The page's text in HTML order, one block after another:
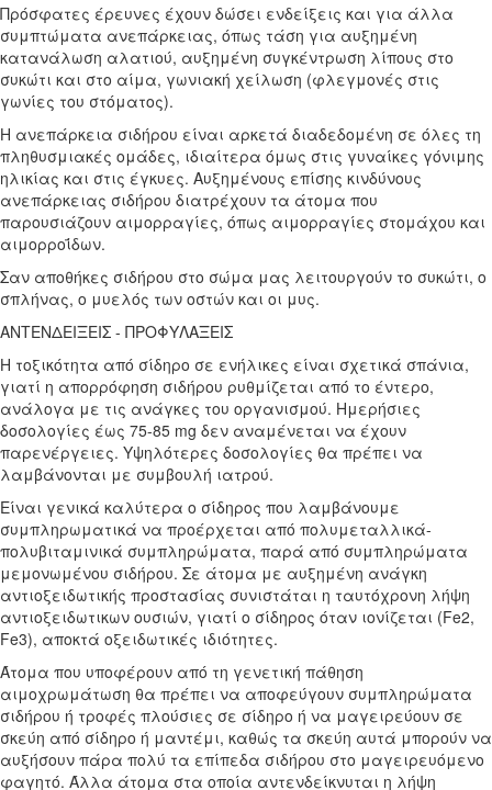
Πρόσφατες έρευνες έχουν δώσει ενδείξεις και για άλλα
συμπτώματα ανεπάρκειας, όπως τάση για αυξημένη
κατανάλωση αλατιού, αυξημένη συγκέντρωση λίπους στο
συκώτι και στο αίμα, γωνιακή χείλωση (φλεγμονές στις
γωνίες του στόματος).
Η ανεπάρκεια σιδήρου είναι αρκετά διαδεδομένη σε όλες τη
πληθυσμιακές ομάδες, ιδιαίτερα όμως στις γυναίκες γόνιμης
ηλικίας και στις έγκυες. Αυξημένους επίσης κινδύνους
ανεπάρκειας σιδήρου διατρέχουν τα άτομα που
παρουσιάζουν αιμορραγίες, όπως αιμορραγίες στομάχου και
αιμορροΐδων.
Σαν αποθήκες σιδήρου στο σώμα μας λειτουργούν το συκώτι, ο
σπλήνας, ο μυελός των οστών και οι μυς.
ΑΝΤΕΝΔΕΙΞΕΙΣ - ΠΡOΦΥΛΑΞΕΙΣ
Η τοξικότητα από σίδηρο σε ενήλικες είναι σχετικά σπάνια,
γιατί η απορρόφηση σιδήρου ρυθμίζεται από το έντερο,
ανάλογα με τις ανάγκες του οργανισμού. Hμερήσιες
δοσολογίες έως 75-85 mg δεν αναμένεται να έχουν
παρενέργειες. Υψηλότερες δοσολογίες θα πρέπει να
λαμβάνονται με συμβουλή ιατρού.
Είναι γενικά καλύτερα ο σίδηρος που λαμβάνουμε
συμπληρωματικά να προέρχεται από πολυμεταλλικά-
πολυβιταμινικά συμπληρώματα, παρά από συμπληρώματα
μεμονωμένου σιδήρου. Σε άτομα με αυξημένη ανάγκη
αντιοξειδωτικής προστασίας συνιστάται η ταυτόχρονη λήψη
αντιοξειδωτικων ουσιών, γιατί ο σίδηρος όταν ιονίζεται (Fe2,
Fe3), αποκτά οξειδωτικές ιδιότητες.
Άτομα που υποφέρουν από τη γενετική πάθηση
αιμοχρωμάτωση θα πρέπει να αποφεύγουν συμπληρώματα
σιδήρου ή τροφές πλούσιες σε σίδηρο ή να μαγειρεύουν σε
σκεύη από σίδηρο ή μαντέμι, καθώς τα σκεύη αυτά μπορούν να
αυξήσουν πάρα πολύ τα επίπεδα σιδήρου στο μαγειρευόμενο
φαγητό. Άλλα άτομα στα οποία αντενδείκνυται η λήψη